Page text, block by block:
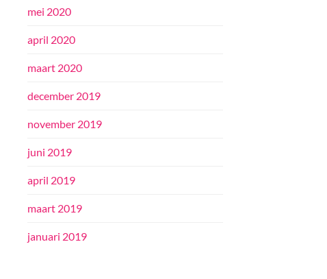
mei 2020
april 2020
maart 2020
december 2019
november 2019
juni 2019
april 2019
maart 2019
januari 2019